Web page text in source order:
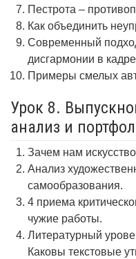
Пестрота –
Как объединить
Современный
дисгармонии в
Примеры смелых
Урок 8.
анализ и
Зачем нам
Анализ
самообразования.
4 приема
чужие работы.
Литературный
Каковы текстовые